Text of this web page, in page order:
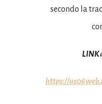
secondo la
LINK
https://